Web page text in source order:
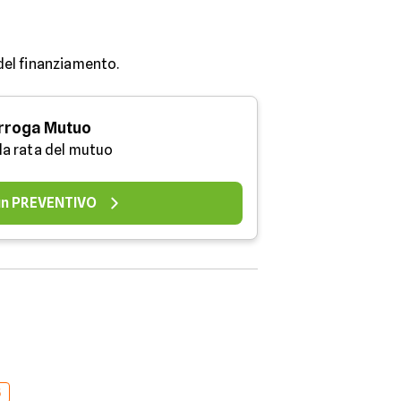
finanziamento.
Mutuo
rata del mutuo
PREVENTIVO